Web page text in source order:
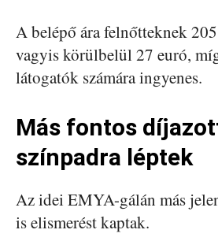
A belépő ára felnőtteknek
vagyis körülbelül 27 euró,
látogatók számára ingyenes.
Más fontos
színpadra léptek
Az idei EMYA-gálán más
is elismerést kaptak.